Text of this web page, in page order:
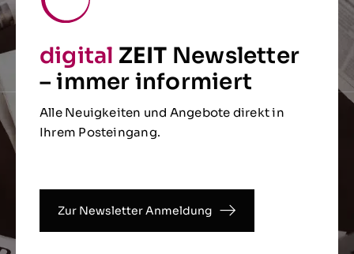
digital ZEIT Newsletter
– immer informiert
Alle Neuigkeiten und Angebote direkt in
Ihrem Posteingang.
Zur Newsletter Anmeldung